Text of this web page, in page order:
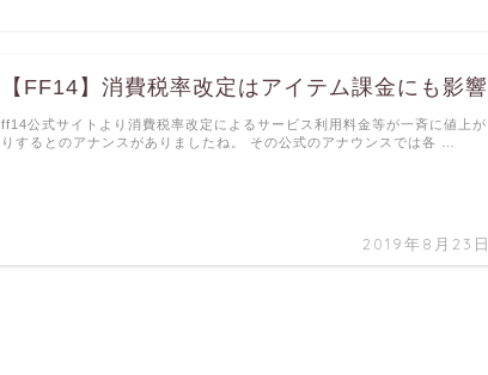
【FF14】消費税率改定はアイテム課金にも影響
2019年8月23日
ff14公式サイトより消費税率改定によるサービス利用料金等が一斉に値上が
りするとのアナンスがありましたね。 その公式のアナウンスでは各 …